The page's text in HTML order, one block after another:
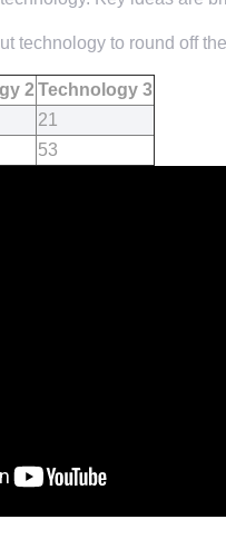
technology to round off
2 Technology 3
21
53